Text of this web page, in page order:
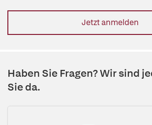
Jetzt anmelden
Haben Sie Fragen? Wir sind
Sie da.